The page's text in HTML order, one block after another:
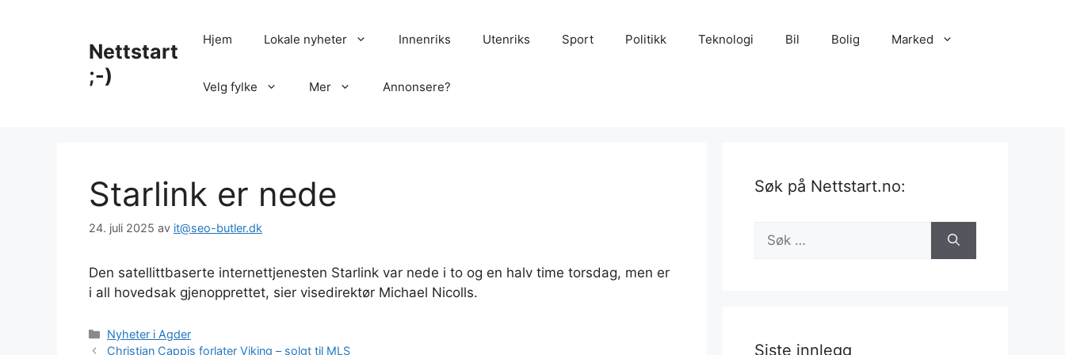
Nettstart
;-)
Hjem Lokale nyheter Innenriks Utenriks Sport Politikk Teknologi Bil Bolig Marked
Velg fylke Mer Annonsere?
Starlink er nede
24. juli 2025 av it@seo-butler.dk
Den satellittbaserte internettjenesten Starlink var nede i to og en halv time torsdag, men er
i all hovedsak gjenopprettet, sier visedirektør Michael Nicolls.
Kategorier
Nyheter i Agder
Christian Cappis forlater Viking – solgt til MLS
Søk på Nettstart.no:
Søk
etter:
Siste innlegg